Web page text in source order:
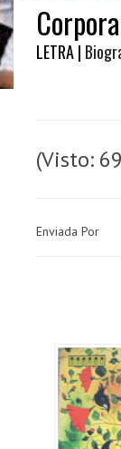
LETRA |
(Visto:
Enviada Por